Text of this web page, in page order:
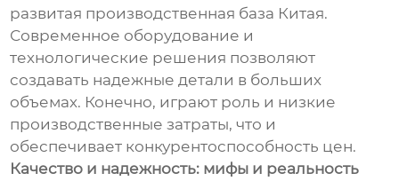
развитая производственная база Китая.
Современное оборудование и
технологические решения позволяют
создавать надежные детали в больших
объемах. Конечно, играют роль и низкие
производственные затраты, что и
обеспечивает конкурентоспособность цен.
Качество и надежность: мифы и реальность